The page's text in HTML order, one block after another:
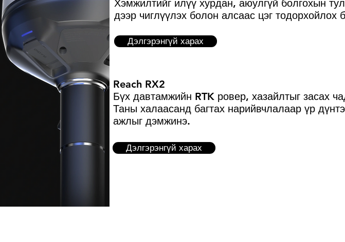
Хэмжилтийг илүү хурдан, аюулгүй болгохын
дээр чиглүүлэх болон алсаас цэг тодорхойлох
Дэлгэрэнгүй харах
Reach RX2
Бүх давтамжийн RTK ровер, хазайлтыг засах
Таны халаасанд багтах нарийвчлалаар үр
ажлыг дэмжинэ.
Дэлгэрэнгүй харах